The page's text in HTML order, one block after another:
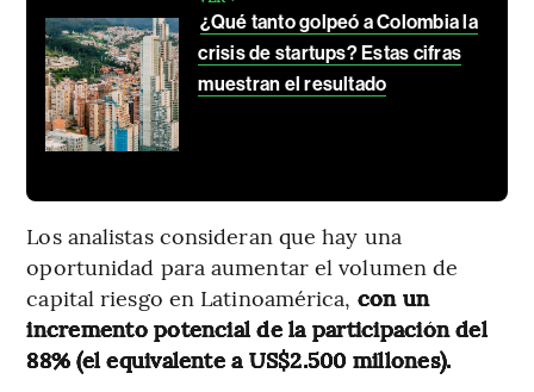
¿Qué tanto golpeó a Colombia la
crisis de startups? Estas cifras
muestran el resultado
Los analistas consideran que hay una
oportunidad para aumentar el volumen de
capital riesgo en Latinoamérica, con un
incremento potencial de la participación del
88% (el equivalente a US$2.500 millones).